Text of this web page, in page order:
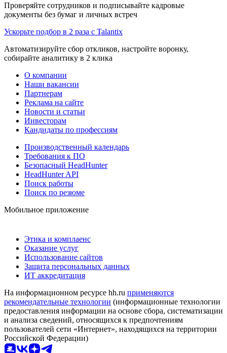
Проверяйте сотрудников и подписывайте кадровые
документы без бумаг и личных встреч
Ускорьте подбор в 2 раза с Talantix
Автоматизируйте сбор откликов, настройте воронку,
собирайте аналитику в 2 клика
О компании
Наши вакансии
Партнерам
Реклама на сайте
Новости и статьи
Инвесторам
Кандидаты по профессиям
Производственный календарь
Требования к ПО
Безопасный HeadHunter
HeadHunter API
Поиск работы
Поиск по резюме
Мобильное приложение
Этика и комплаенс
Оказание услуг
Использование сайтов
Защита персональных данных
ИТ аккредитация
На информационном ресурсе hh.ru применяются
рекомендательные технологии (информационные технологии
предоставления информации на основе сбора, систематизации
и анализа сведений, относящихся к предпочтениям
пользователей сети «Интернет», находящихся на территории
Российской Федерации)